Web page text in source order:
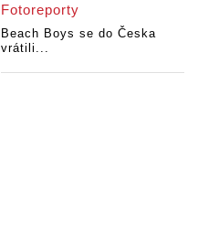
Fotoreporty
Beach Boys se do Česka
vrátili...